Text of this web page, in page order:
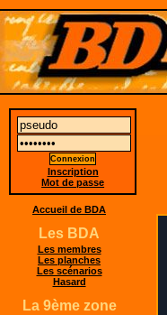
Inscription
Mot de passe
Accueil de BDA
Les BDA
Les membres
Les planches
Les scénarios
Hasard
La 9ème zone